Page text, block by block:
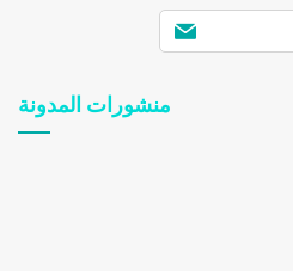
منشورات المدونة